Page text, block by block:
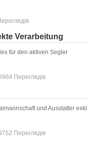
Verarbeitung
für den aktiven Segler
Переглядів
und Ausstatter
Переглядів